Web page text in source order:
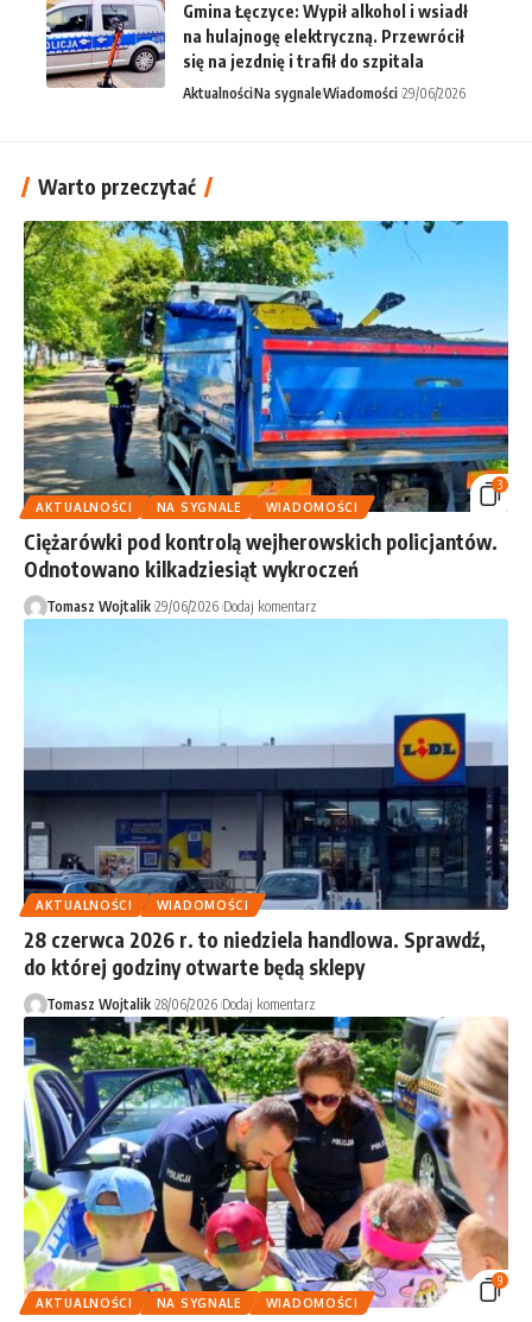
Gmina Łęczyce: Wypił alkohol i wsiadł
na hulajnogę elektryczną. Przewrócił
się na jezdnię i trafił do szpitala
AktualnościNa sygnaleWiadomości 29/06/2026
Warto przeczytać
3
AKTUALNOŚCI
NA SYGNALE WIADOMOŚCI
Ciężarówki pod kontrolą wejherowskich policjantów.
Odnotowano kilkadziesiąt wykroczeń
Tomasz Wojtalik 29/06/2026 Dodaj komentarz
AKTUALNOŚCI WIADOMOŚCI
28 czerwca 2026 r. to niedziela handlowa. Sprawdź,
do której godziny otwarte będą sklepy
Tomasz Wojtalik 28/06/2026 Dodaj komentarz
9
AKTUALNOŚCI
NA SYGNALE WIADOMOŚCI